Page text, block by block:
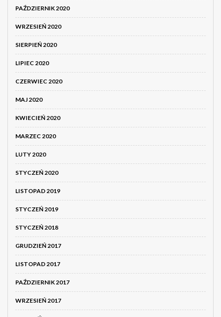
PAŹDZIERNIK 2020
WRZESIEŃ 2020
SIERPIEŃ 2020
LIPIEC 2020
CZERWIEC 2020
MAJ 2020
KWIECIEŃ 2020
MARZEC 2020
LUTY 2020
STYCZEŃ 2020
LISTOPAD 2019
STYCZEŃ 2019
STYCZEŃ 2018
GRUDZIEŃ 2017
LISTOPAD 2017
PAŹDZIERNIK 2017
WRZESIEŃ 2017